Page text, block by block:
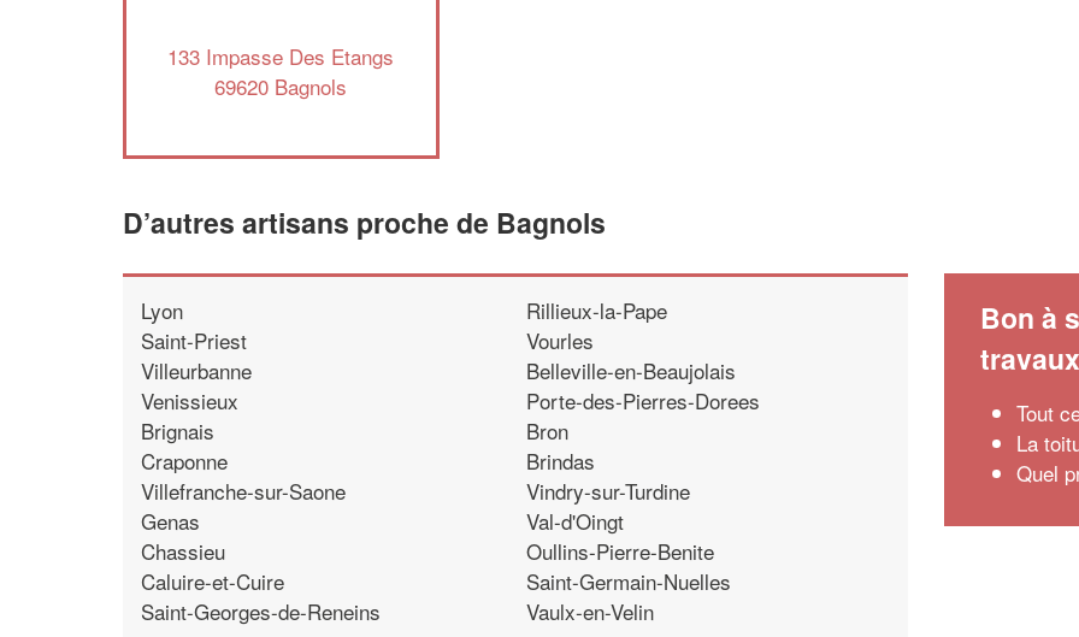
133 Impasse Des Etangs
69620 Bagnols
D’autres artisans proche de Bagnols
Lyon
Saint-Priest
Villeurbanne
Venissieux
Brignais
Craponne
Villefranche-sur-Saone
Genas
Chassieu
Caluire-et-Cuire
Saint-Georges-de-Reneins
Rillieux-la-Pape
Vourles
Belleville-en-Beaujolais
Porte-des-Pierres-Dorees
Bron
Brindas
Vindry-sur-Turdine
Val-d'Oingt
Oullins-Pierre-Benite
Saint-Germain-Nuelles
Vaulx-en-Velin
Bon à
travaux
Tout
La
Quel